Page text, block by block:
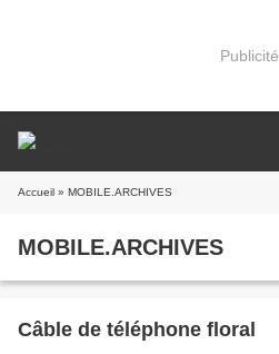
Publicité
Accueil » MOBILE.ARCHIVES
MOBILE.ARCHIVES
Câble de téléphone floral